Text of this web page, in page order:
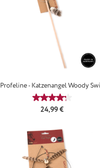
Profeline - Katzenangel Woody
Regulärer Preis:
24,99 €